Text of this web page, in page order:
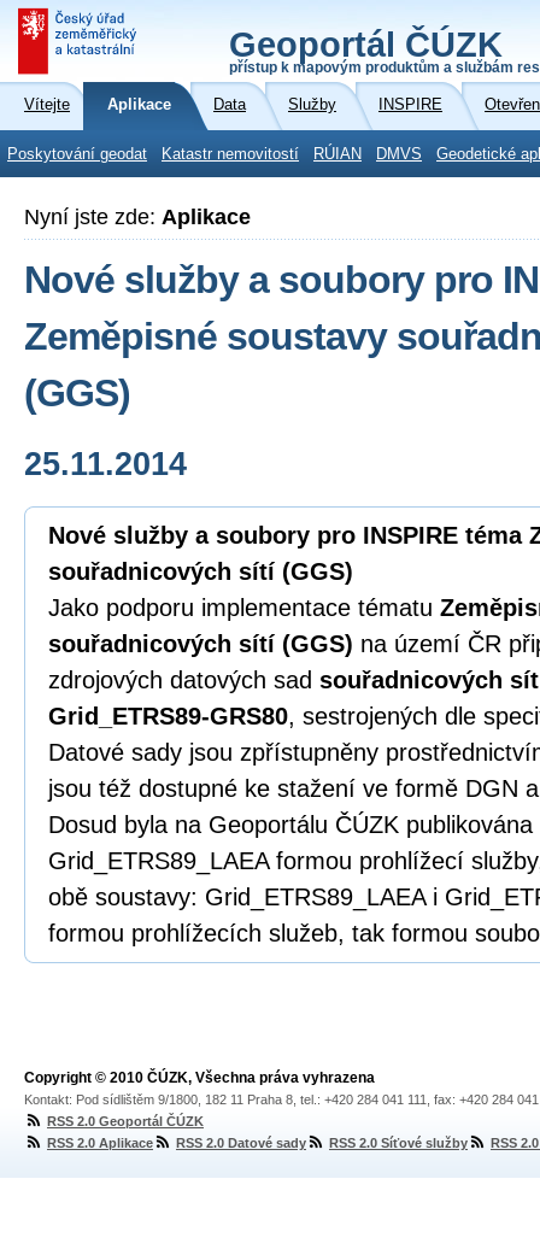
Geoportál ČÚZK
přístup k mapovým produktům a službám
Vítejte Aplikace Data Služby INSPIRE
Poskytování geodat Katastr nemovitostí RÚIAN DMVS Geodetické
Nyní jste zde: Aplikace
Nové služby a soubory pro
Zeměpisné soustavy
(GGS)
25.11.2014
Nové služby a soubory pro INSPIRE téma
souřadnicových sítí (GGS)
Jako podporu implementace tématu
souřadnicových sítí (GGS) na území ČR
zdrojových datových sad souřadnicových
Grid_ETRS89-GRS80, sestrojených dle
Datové sady jsou zpřístupněny
jsou též dostupné ke stažení ve formě DGN
Dosud byla na Geoportálu ČÚZK
Grid_ETRS89_LAEA formou prohlížecí
obě soustavy: Grid_ETRS89_LAEA i
formou prohlížecích služeb, tak formou
Copyright © 2010 ČÚZK, Všechna práva vyhrazena
Kontakt: Pod sídlištěm 9/1800, 182 11 Praha 8, tel.: +420 284 041 111, fax: +420 284
RSS 2.0 Geoportál ČÚZK
RSS 2.0 Aplikace
RSS 2.0 Datové sady RSS 2.0 Síťové služby RSS